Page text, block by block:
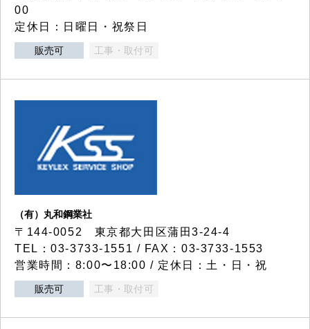
00
定休日：日曜日・祝祭日
販売可 工事・取付可
（有）丸和鋼業社
〒144-0052 東京都大田区蒲田3-24-4
TEL：03-3733-1551 / FAX：03-3733-1553
営業時間：8:00〜18:00 / 定休日：土・日・祝
販売可 工事・取付可